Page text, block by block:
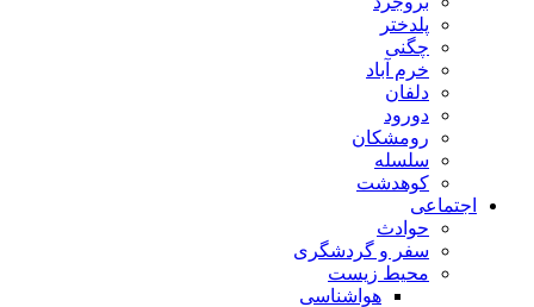
پلدختر
چگنی
خرم آباد
دلفان
دورود
رومشکان
سلسله
کوهدشت
اجتماعی
حوادث
سفر و گردشگری
محیط زیست
هواشناسی